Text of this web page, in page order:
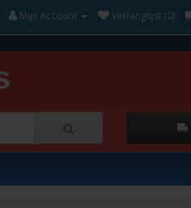
Mijn Account Verlanglijst (0)